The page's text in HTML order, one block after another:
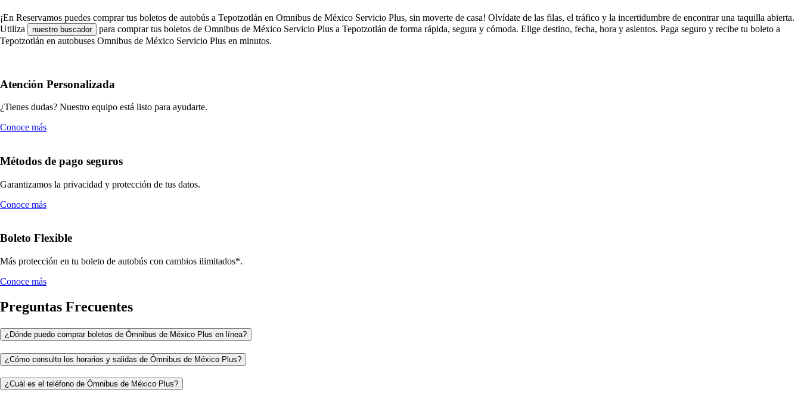
¡En Reservamos puedes comprar tus boletos de autobús a Tepotzotlán en Omnibus de México Servicio Plus, sin moverte de casa! Olvídate de las filas, el tráfico y la incertidumbre de encontrar una taquilla abierta.
Utiliza
nuestro buscador
para comprar tus boletos de Omnibus de México Servicio Plus a Tepotzotlán de forma rápida, segura y cómoda. Elige destino, fecha, hora y asientos. Paga seguro y recibe tu boleto a
Tepotzotlán en autobuses Omnibus de México Servicio Plus en minutos.
Atención Personalizada
¿Tienes dudas? Nuestro equipo está listo para ayudarte.
Conoce más
Métodos de pago seguros
Garantizamos la privacidad y protección de tus datos.
Conoce más
Boleto Flexible
Más protección en tu boleto de autobús con cambios ilimitados*.
Conoce más
Preguntas Frecuentes
¿Dónde puedo comprar boletos de Ómnibus de México Plus en línea?
¿Cómo consulto los horarios y salidas de Ómnibus de México Plus?
¿Cuál es el teléfono de Ómnibus de México Plus?